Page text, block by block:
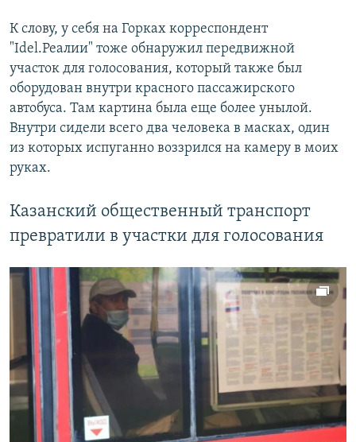
К слову, у себя на Горках корреспондент
"Idel.Реалии" тоже обнаружил передвижной
участок для голосования, который также был
оборудован внутри красного пассажирского
автобуса. Там картина была еще более унылой.
Внутри сидели всего два человека в масках, один
из которых испуганно воззрился на камеру в моих
руках.
Казанский общественный транспорт
превратили в участки для голосования